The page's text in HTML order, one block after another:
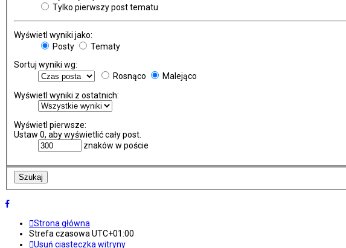
Tylko pierwszy post tematu
Wyświetl wyniki jako:
Posty
Tematy
Sortuj wyniki wg:
Rosnąco
Malejąco
Wyświetl wyniki z ostatnich:
Wyświetl pierwsze:
Ustaw 0, aby wyświetlić cały post.
znaków w poście
Strona główna
Strefa czasowa UTC+01:00
Usuń ciasteczka witryny